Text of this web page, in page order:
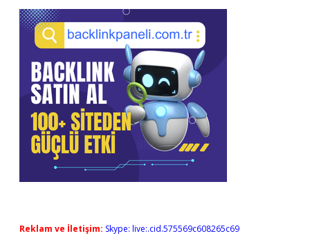
Reklam ve İletişim: Skype: live:.cid.575569c608265c69